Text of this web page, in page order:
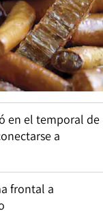
en el temporal de
a
frontal a